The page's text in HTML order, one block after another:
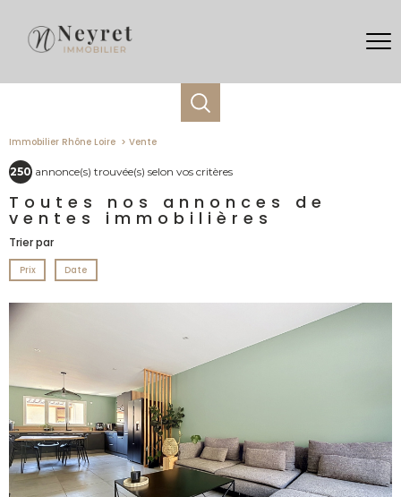
Immobilier Rhône Loire Vente
250 annonce(s) trouvée(s) selon vos critères
Toutes nos annonces de
ventes immobilières
Trier par
Prix Date